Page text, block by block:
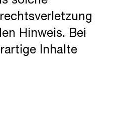
Hinweis. Bei
Inhalte